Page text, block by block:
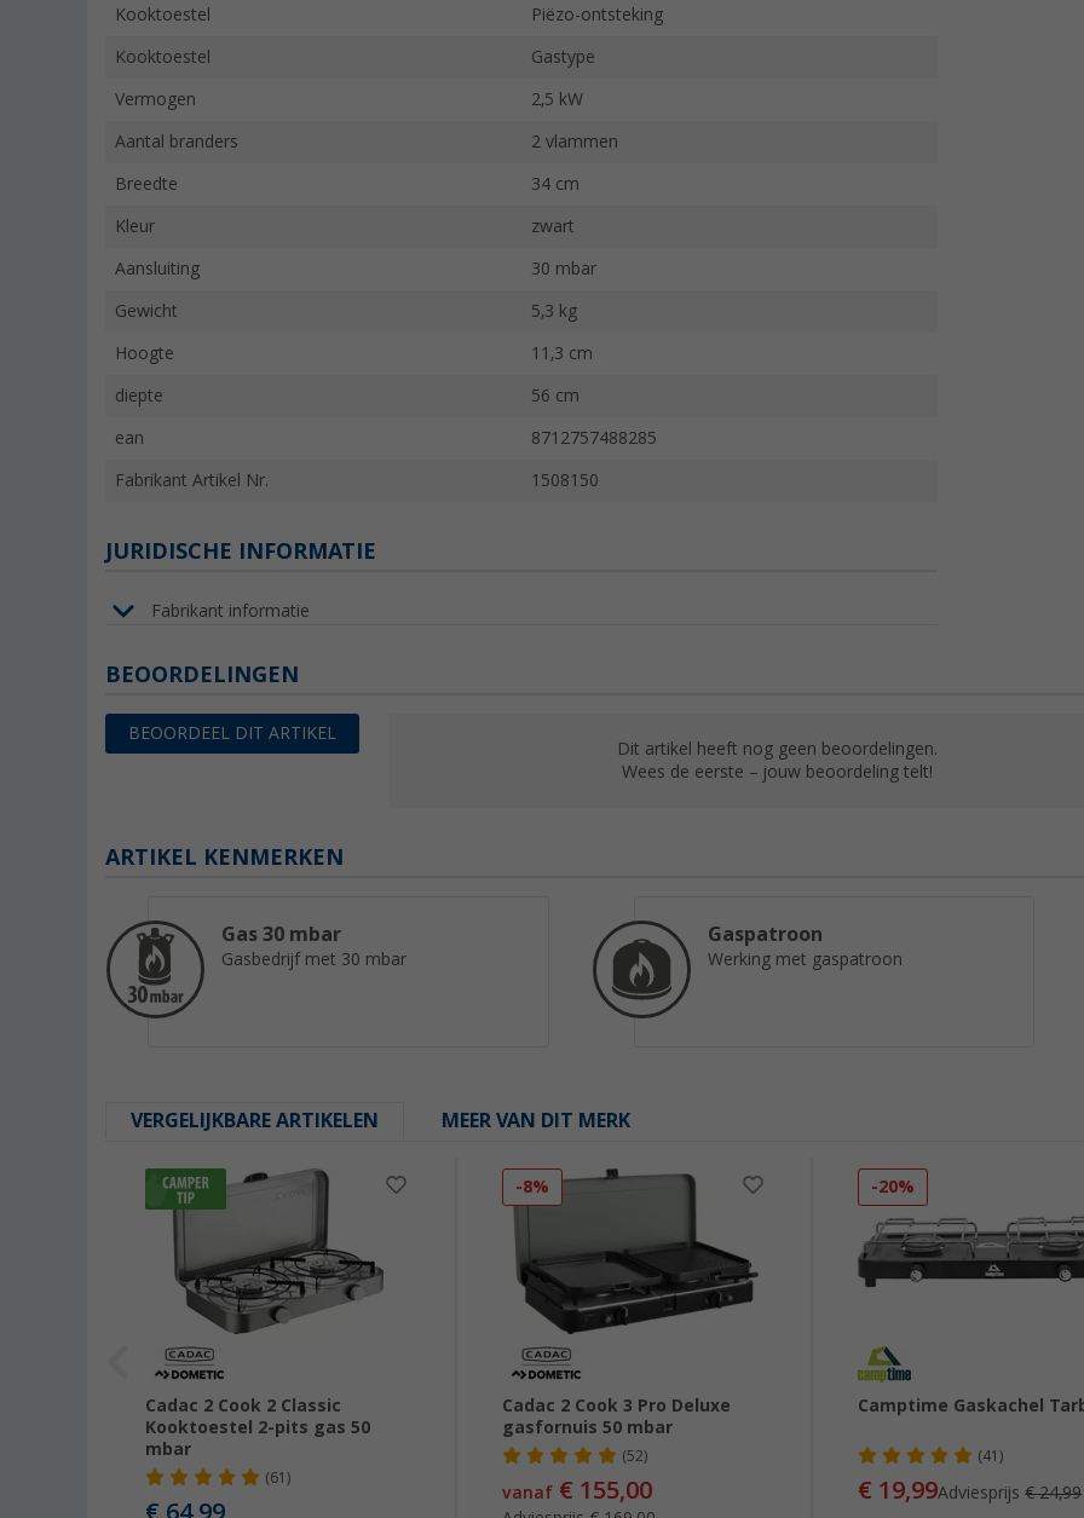
Kooktoestel Piëzo-ontsteking
Kooktoestel Gastype
Vermogen 2,5 kW
Aantal branders 2 vlammen
Breedte 34 cm
Kleur zwart
Aansluiting 30 mbar
Gewicht 5,3 kg
Hoogte 11,3 cm
diepte 56 cm
ean 8712757488285
Fabrikant Artikel Nr. 1508150
JURIDISCHE INFORMATIE
Fabrikant informatie
BEOORDELINGEN
BEOORDEEL DIT ARTIKEL
Dit artikel heeft nog geen beoordelingen.
Wees de eerste – jouw beoordeling telt!
ARTIKEL KENMERKEN
Gas 30 mbar
Gasbedrijf met 30 mbar
Gaspatroon
Werking met gaspatroon
VERGELIJKBARE ARTIKELEN MEER VAN DIT MERK
Cadac 2 Cook 2 Classic
Kooktoestel 2-pits gas 50
mbar
(61)
€ 64,99
-8%
Cadac 2 Cook 3 Pro Deluxe
gasfornuis 50 mbar
(52)
vanaf€ 155,00
-20%
Camptime Gaskachel
(41)
€ 19,99Adviesprijs€ 24,99